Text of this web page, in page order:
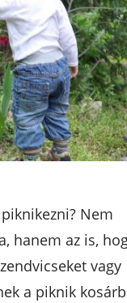
Nem
hanem az is,
vagy
a piknik